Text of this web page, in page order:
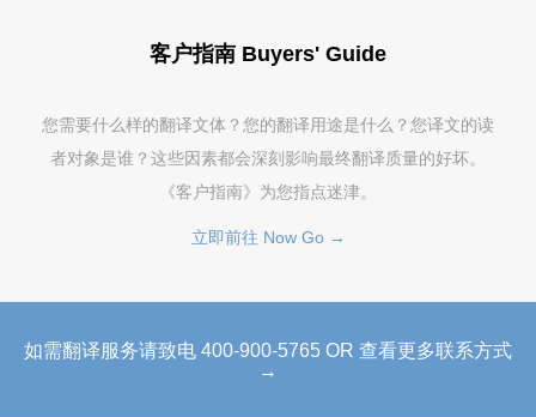
客户指南 Buyers' Guide
您需要什么样的翻译文体？您的翻译用途是什么？您译文的读
者对象是谁？这些因素都会深刻影响最终翻译质量的好坏。
《客户指南》为您指点迷津。
立即前往 Now Go →
如需翻译服务请致电 400-900-5765 OR 查看更多联系方式
→